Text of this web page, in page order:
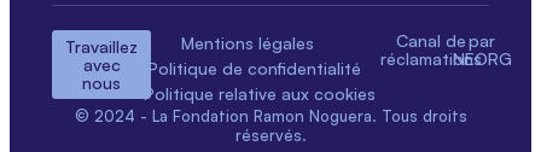
Travaillez
avec
nous
Mentions légales
Politique de confidentialité
Politique relative aux cookies
Canal de
réclamations
par
NEORG
© 2024 - La Fondation Ramon Noguera. Tous droits
réservés.